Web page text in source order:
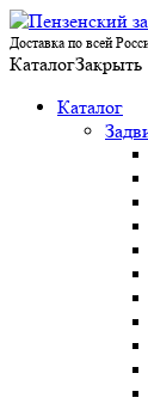
Доставка по всей
КаталогЗакрыть
Каталог